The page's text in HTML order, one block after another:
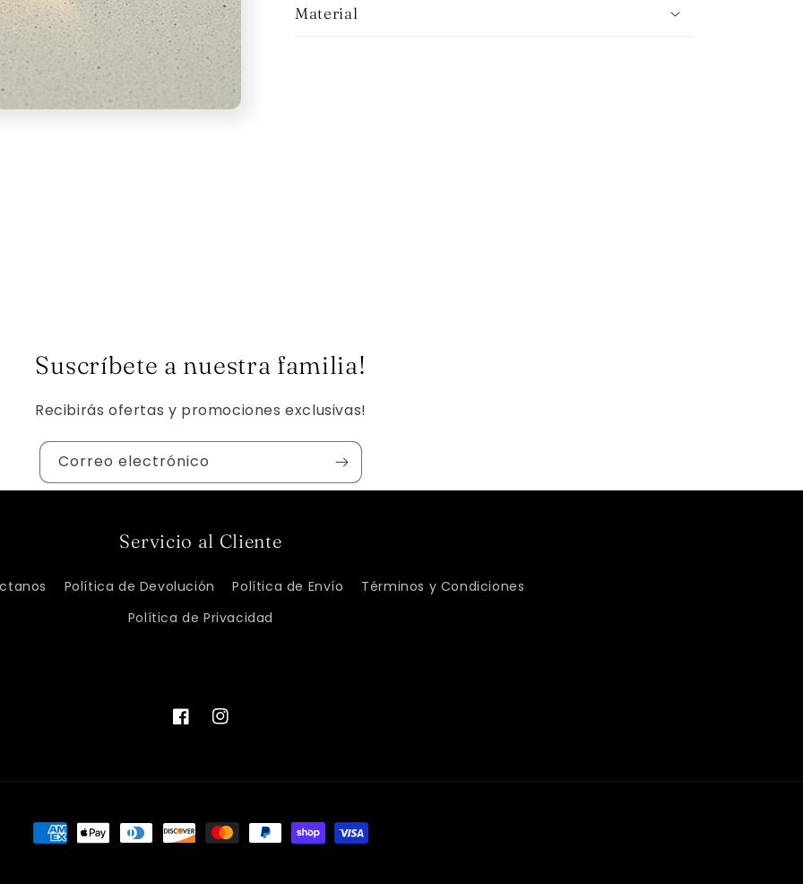
Material
Suscríbete a nuestra familia!
Recibirás ofertas y promociones exclusivas!
Correo electrónico
Servicio al Cliente
Política de Devolución Política de Envío
Términos y Condiciones
Política de Privacidad
FacebookInstagram
Formas